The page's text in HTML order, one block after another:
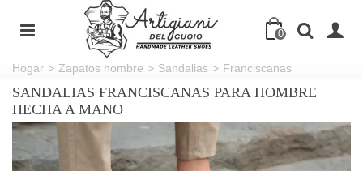
0
Hogar > Zapatos hombre > Sandalias > Franciscanas
SANDALIAS FRANCISCANAS PARA HOMBRE
HECHA A MANO